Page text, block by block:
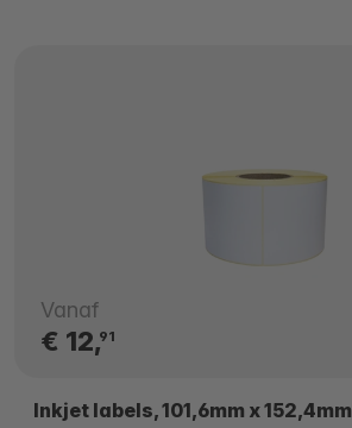
Vanaf
€ 12,91
Inkjet labels, 101,6mm x 152,4mm